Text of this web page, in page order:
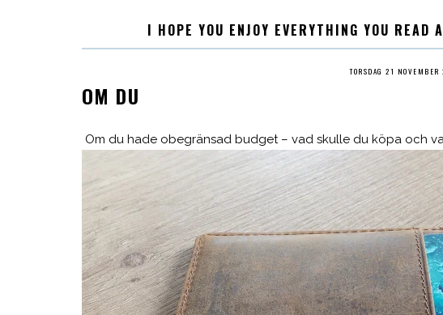
I HOPE YOU ENJOY EVERYTHING YOU
TORSDAG 21
OM DU
Om du hade obegränsad budget – vad skulle du köpa och